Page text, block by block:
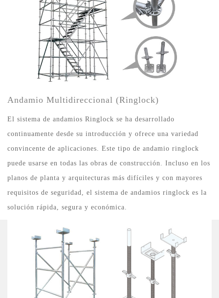
Andamio Multidireccional (Ringlock)
El sistema de andamios Ringlock se ha desarrollado
continuamente desde su introducción y ofrece una variedad
convincente de aplicaciones. Este tipo de andamio ringlock
puede usarse en todas las obras de construcción. Incluso en los
planos de planta y arquitecturas más difíciles y con mayores
requisitos de seguridad, el sistema de andamios ringlock es la
solución rápida, segura y económica.